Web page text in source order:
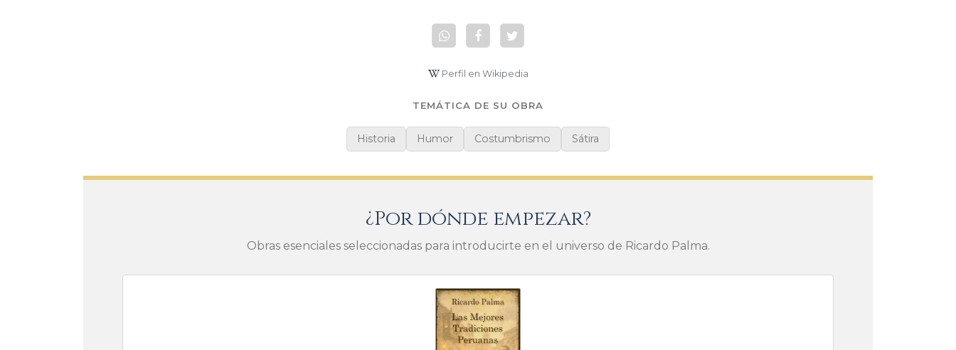
Perfil en Wikipedia
TEMÁTICA DE SU OBRA
Historia Humor Costumbrismo Sátira
¿Por dónde empezar?
Obras esenciales seleccionadas para introducirte en el universo de Ricardo Palma.